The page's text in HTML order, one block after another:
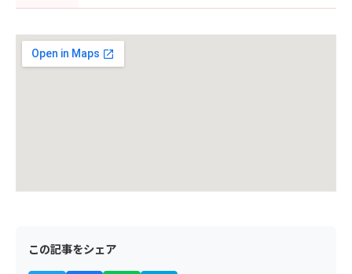
この記事をシェア